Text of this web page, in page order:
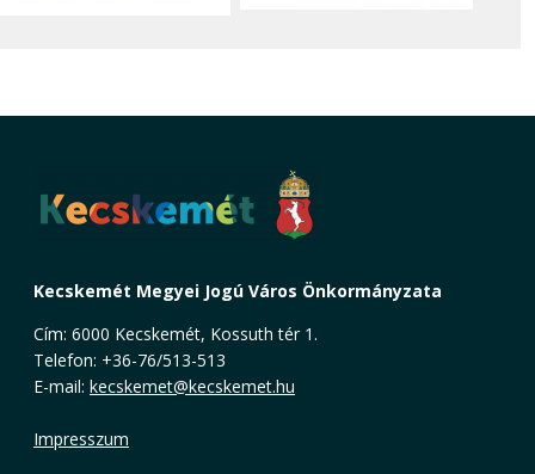
Kecskemét Megyei Jogú Város Önkormányzata
Cím: 6000 Kecskemét, Kossuth tér 1.
Telefon: +36-76/513-513
E-mail: kecskemet@kecskemet.hu
Impresszum